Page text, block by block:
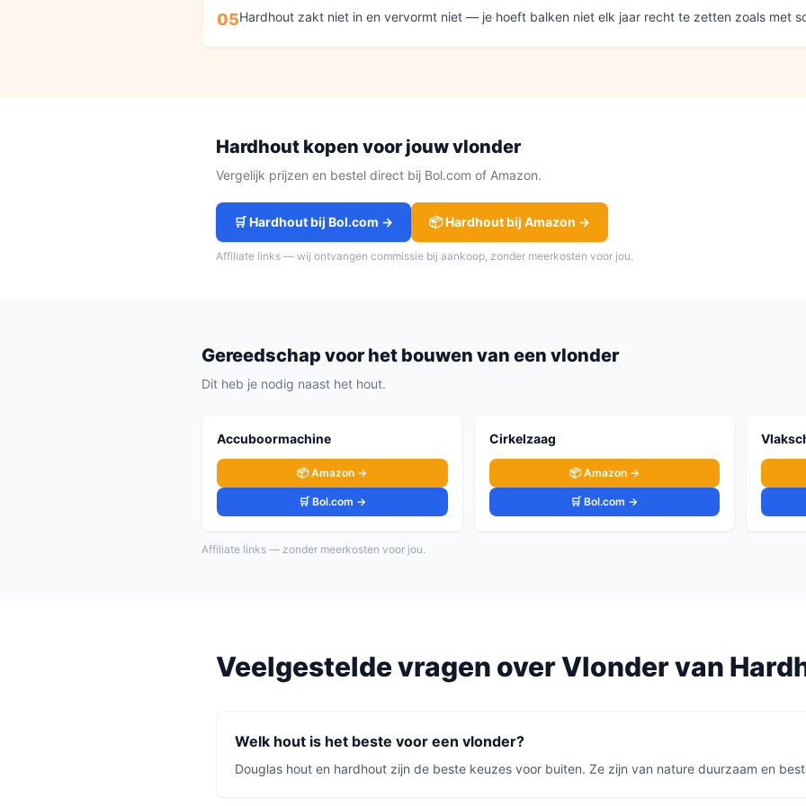
05Hardhout zakt niet in en vervormt niet — je hoeft balken niet elk jaar recht te zetten zoals met
Hardhout kopen voor jouwvlonder
Vergelijk prijzen en bestel direct bij Bol.com of Amazon.
🛒Hardhoutbij Bol.com → 📦Hardhoutbij Amazon →
Affiliate links — wij ontvangen commissie bij aankoop, zonder meerkosten voor jou.
Gereedschap voor het bouwen van een vlonder
Dit heb je nodig naast het hout.
Accuboormachine
📦 Amazon →
🛒 Bol.com →
Cirkelzaag
📦 Amazon →
🛒 Bol.com →
Affiliate links — zonder meerkosten voor jou.
Veelgestelde vragen overVlondervan
Welk hout is het beste voor een vlonder?
Douglas hout en hardhout zijn de beste keuzes voor buiten. Ze zijn van nature duurzaam en